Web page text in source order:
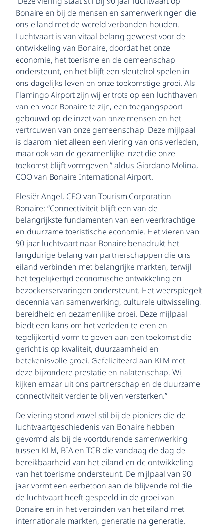
Bonaire en bij de mensen en samenwerkingen die
ons eiland met de wereld verbonden houden.
Luchtvaart is van vitaal belang geweest voor de
ontwikkeling van Bonaire, doordat het onze
economie, het toerisme en de gemeenschap
ondersteunt, en het blijft een sleutelrol spelen in
ons dagelijks leven en onze toekomstige groei. Als
Flamingo Airport zijn wij er trots op een luchthaven
van en voor Bonaire te zijn, een toegangspoort
gebouwd op de inzet van onze mensen en het
vertrouwen van onze gemeenschap. Deze mijlpaal
is daarom niet alleen een viering van ons verleden,
maar ook van de gezamenlijke inzet die onze
toekomst blijft vormgeven,” aldus Giordano Molina,
COO van Bonaire International Airport.
Elesiër Angel, CEO van Tourism Corporation
Bonaire: “Connectiviteit blijft een van de
belangrijkste fundamenten van een veerkrachtige
en duurzame toeristische economie. Het vieren van
90 jaar luchtvaart naar Bonaire benadrukt het
langdurige belang van partnerschappen die ons
eiland verbinden met belangrijke markten, terwijl
het tegelijkertijd economische ontwikkeling en
bezoekerservaringen ondersteunt. Het weerspiegelt
decennia van samenwerking, culturele uitwisseling,
bereidheid en gezamenlijke groei. Deze mijlpaal
biedt een kans om het verleden te eren en
tegelijkertijd vorm te geven aan een toekomst die
gericht is op kwaliteit, duurzaamheid en
betekenisvolle groei. Gefeliciteerd aan KLM met
deze bijzondere prestatie en nalatenschap. Wij
kijken ernaar uit ons partnerschap en de duurzame
connectiviteit verder te blijven versterken.”
De viering stond zowel stil bij de pioniers die de
luchtvaartgeschiedenis van Bonaire hebben
gevormd als bij de voortdurende samenwerking
tussen KLM, BIA en TCB die vandaag de dag de
bereikbaarheid van het eiland en de ontwikkeling
van het toerisme ondersteunt. De mijlpaal van 90
jaar vormt een eerbetoon aan de blijvende rol die
de luchtvaart heeft gespeeld in de groei van
Bonaire en in het verbinden van het eiland met
internationale markten, generatie na generatie.